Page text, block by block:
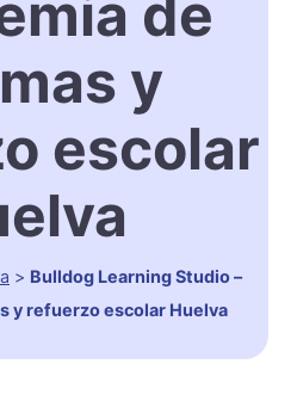
de
y
escolar
> Bulldog Learning Studio –
y refuerzo escolar Huelva